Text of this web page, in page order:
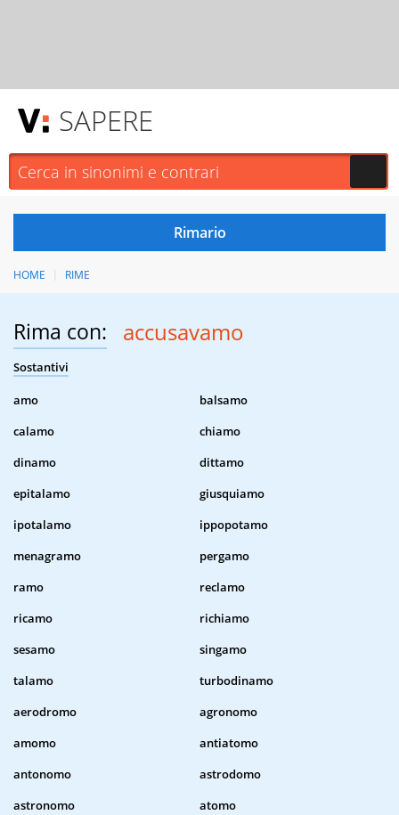
SAPERE
HOME RIME
Rima con: accusavamo
Sostantivi
amo
balsamo
calamo
chiamo
dinamo
dittamo
epitalamo
giusquiamo
ipotalamo
ippopotamo
menagramo
pergamo
ramo
reclamo
ricamo
richiamo
sesamo
singamo
talamo
turbodinamo
aerodromo
agronomo
amomo
antiatomo
antonomo
astrodomo
astronomo
atomo